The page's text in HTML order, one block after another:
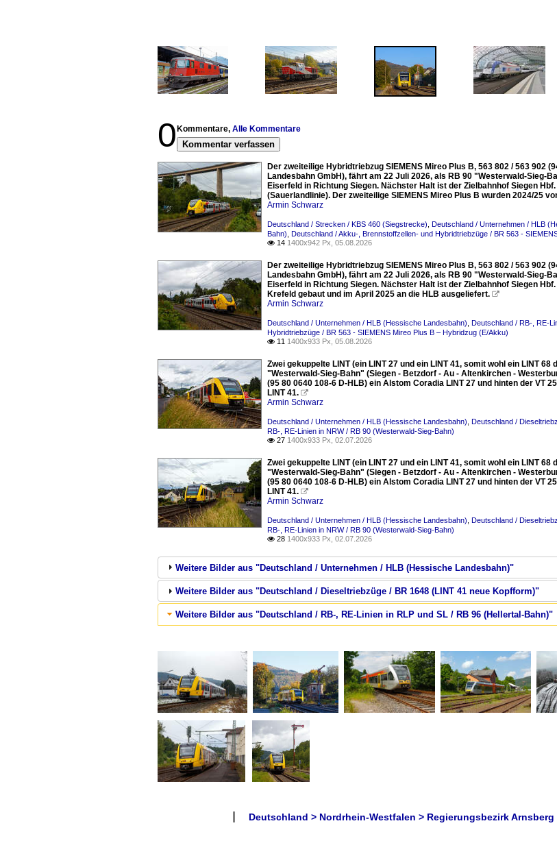
0 Kommentare, Alle Kommentare
Kommentar verfassen
Der zweiteilige Hybridtriebzug SIEMENS Mireo Plus B, 563 802 / 563 902
Landesbahn GmbH), fährt am 22 Juli 2026, als RB 90 "Westerwald-Sieg-
Eiserfeld in Richtung Siegen. Nächster Halt ist der Zielbahnhof Siegen
(Sauerlandlinie). Der zweiteilige SIEMENS Mireo Plus B wurden 2024/25
Armin Schwarz
Deutschland / Strecken / KBS 460 (Siegstrecke) Deutschland / Unternehmen / HLB
Bahn) Deutschland / Akku-, Brennstoffzellen- und Hybridtriebzüge / BR 563 -
 14 1400x942 Px, 05.08.2026
Der zweiteilige Hybridtriebzug SIEMENS Mireo Plus B, 563 802 / 563 902
Landesbahn GmbH), fährt am 22 Juli 2026, als RB 90 "Westerwald-Sieg-
Eiserfeld in Richtung Siegen. Nächster Halt ist der Zielbahnhof Siegen
Krefeld gebaut und im April 2025 an die HLB ausgeliefert. 
Armin Schwarz
Deutschland / Unternehmen / HLB (Hessische Landesbahn) Deutschland / RB-, RE-
Hybridtriebzüge / BR 563 - SIEMENS Mireo Plus B – Hybridzug (E/Akku)
 11 1400x933 Px, 05.08.2026
Zwei gekuppelte LINT (ein LINT 27 und ein LINT 41, somit wohl ein LINT
"Westerwald-Sieg-Bahn" (Siegen - Betzdorf - Au - Altenkirchen -
(95 80 0640 108-6 D-HLB) ein Alstom Coradia LINT 27 und hinten der VT
LINT 41. 
Armin Schwarz
Deutschland / Unternehmen / HLB (Hessische Landesbahn) Deutschland /
RB-, RE-Linien in NRW / RB 90 (Westerwald-Sieg-Bahn)
 27 1400x933 Px, 02.07.2026
Zwei gekuppelte LINT (ein LINT 27 und ein LINT 41, somit wohl ein LINT
"Westerwald-Sieg-Bahn" (Siegen - Betzdorf - Au - Altenkirchen -
(95 80 0640 108-6 D-HLB) ein Alstom Coradia LINT 27 und hinten der VT
LINT 41. 
Armin Schwarz
Deutschland / Unternehmen / HLB (Hessische Landesbahn) Deutschland /
RB-, RE-Linien in NRW / RB 90 (Westerwald-Sieg-Bahn)
 28 1400x933 Px, 02.07.2026
Weitere Bilder aus "Deutschland / Unternehmen / HLB (Hessische Landesbahn)"
Weitere Bilder aus "Deutschland / Dieseltriebzüge / BR 1648 (LINT 41 neue Kopfform)"
Weitere Bilder aus "Deutschland / RB-, RE-Linien in RLP und SL / RB 96 (Hellertal-Bahn)"
Deutschland > Nordrhein-Westfalen > Regierungsbezirk Arnsberg